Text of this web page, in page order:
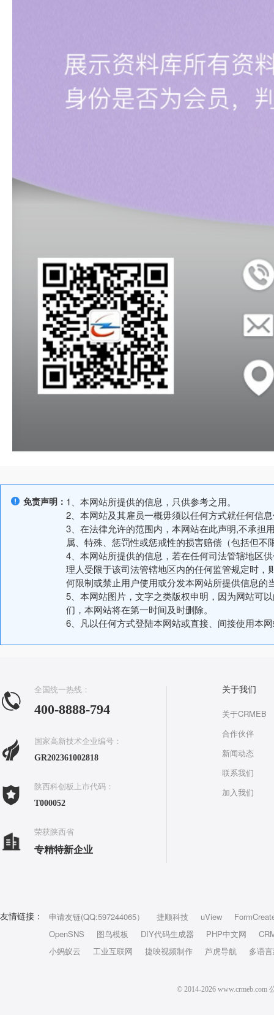
免责声明： 1、本网站所提供的信息，只供参考之用。
2、本网站及其雇员一概毋须以任何方式就任何信
3、在法律允许的范围内，本网站在此声明,不承担
属、特殊、惩罚性或惩戒性的损害赔偿（包括但
4、本网站所提供的信息，若在任何司法管辖地区
理人受限于该司法管辖地区内的任何监管规定时
何限制或禁止用户使用或分发本网站所提供信息的
5、本网站图片，文字之类版权申明，因为网站可
们，本网站将在第一时间及时删除。
6、凡以任何方式登陆本网站或直接、间接使用本
全国统一热线：
400-8888-794
国家高新技术企业编号：
GR202361002818
陕西科创板上市代码：
T000052
荣获陕西省
专精特新企业
关于我们
关于CRMEB
合作伙伴
新闻动态
联系我们
加入我们
友情链接： 申请友链(QQ:597244065） 捷顺科技 uView
OpenSNS
图鸟模板 DIY代码生成器 PHP中文网
小蚂蚁云
工业互联网 捷映视频制作 芦虎导航 多语
© 2014-2026